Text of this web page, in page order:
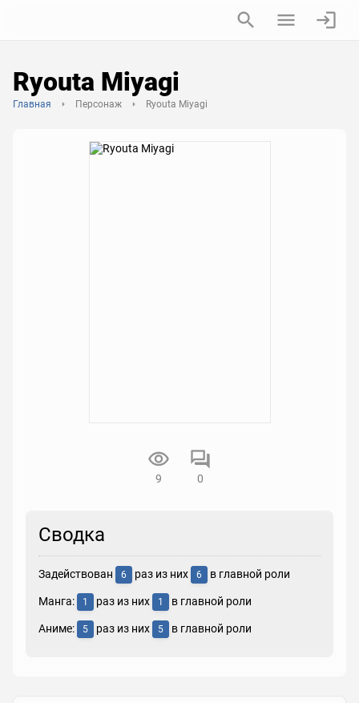
Ryouta Miyagi
Главная Персонаж Ryouta Miyagi
9 0
Сводка
Задействован 6 раз из них 6 в главной роли
Манга: 1 раз из них 1 в главной роли
Аниме: 5 раз из них 5 в главной роли